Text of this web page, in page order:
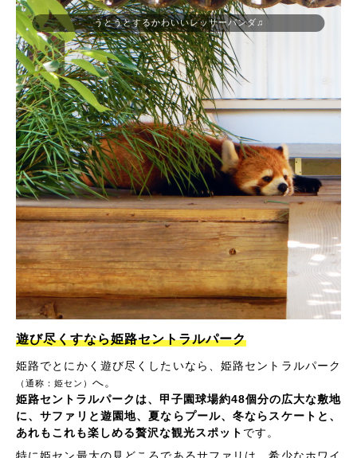
遊び尽くすなら姫路セントラルパーク
姫路でとにかく遊び尽くしたいなら、姫路セントラルパーク
（通称：姫セン） へ。
姫路セントラルパークは、甲子園球場約48個分の広大な敷地
に、サファリと遊園地、夏ならプール、冬ならスケートと、
あれもこれも楽しめる贅沢な観光スポット です。
うとうとするかわいいレッサーパンダ♫